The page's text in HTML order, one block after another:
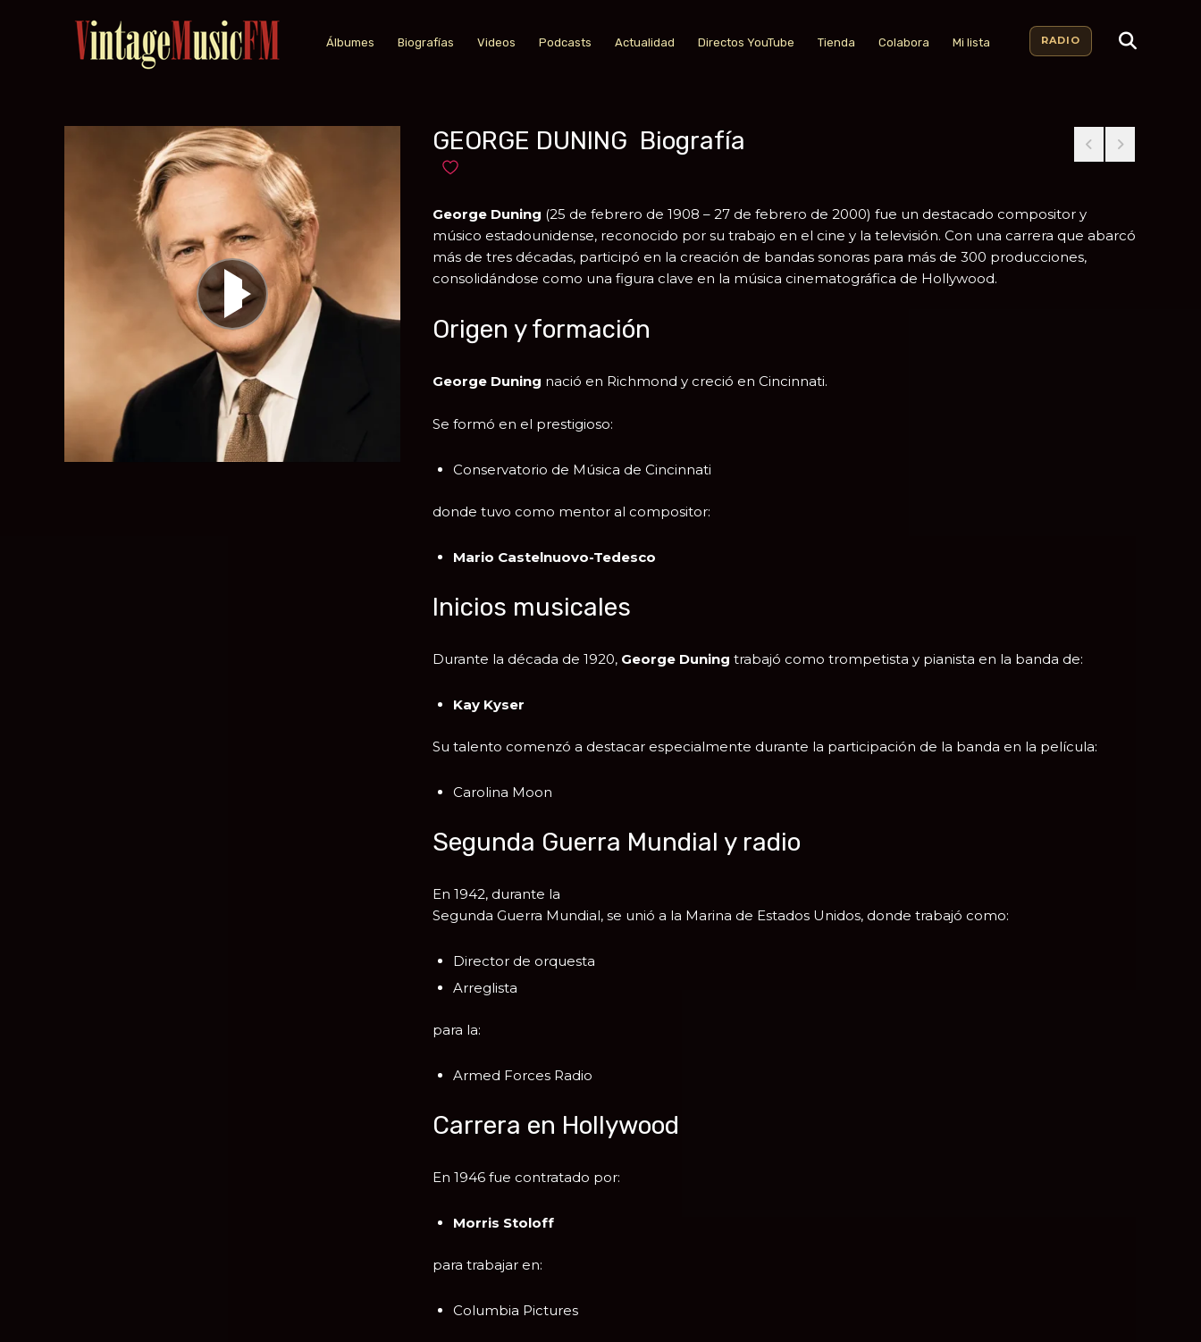
Álbumes Biografías Videos Podcasts Actualidad Directos YouTube Tienda Colabora Mi lista RADIO
GEORGE DUNING Biografía
Añadir a favoritos
George Duning (25 de febrero de 1908 – 27 de febrero de 2000) fue un destacado compositor y
músico estadounidense, reconocido por su trabajo en el cine y la televisión. Con una carrera que abarcó
más de tres décadas, participó en la creación de bandas sonoras para más de 300 producciones,
consolidándose como una figura clave en la música cinematográfica de Hollywood.
Origen y formación
George Duning nació en Richmond y creció en Cincinnati.
Se formó en el prestigioso:
Conservatorio de Música de Cincinnati
donde tuvo como mentor al compositor:
Mario Castelnuovo-Tedesco
Inicios musicales
Durante la década de 1920, George Duning trabajó como trompetista y pianista en la banda de:
Kay Kyser
Su talento comenzó a destacar especialmente durante la participación de la banda en la película:
Carolina Moon
Segunda Guerra Mundial y radio
En 1942, durante la
Segunda Guerra Mundial, se unió a la Marina de Estados Unidos, donde trabajó como:
Director de orquesta
Arreglista
para la:
Armed Forces Radio
Carrera en Hollywood
En 1946 fue contratado por:
Morris Stoloff
para trabajar en:
Columbia Pictures